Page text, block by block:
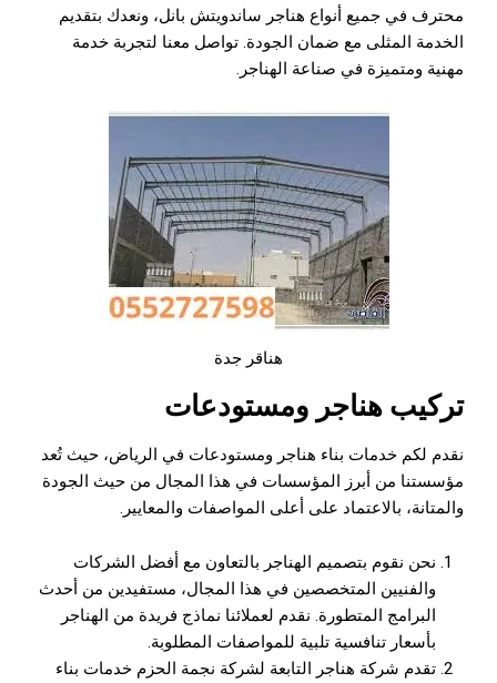
محترف في جميع أنواع هناجر ساندويتش بانل، ونعدك بتقديم
الخدمة المثلى مع ضمان الجودة. تواصل معنا لتجربة خدمة
مهنية ومتميزة في صناعة الهناجر.
هناقر جدة
تركيب هناجر ومستودعات
نقدم لكم خدمات بناء هناجر ومستودعات في الرياض، حيث تُعد
مؤسستنا من أبرز المؤسسات في هذا المجال من حيث الجودة
والمتانة، بالاعتماد على أعلى المواصفات والمعايير.
نحن نقوم بتصميم الهناجر بالتعاون مع أفضل الشركات
والفنيين المتخصصين في هذا المجال، مستفيدين من أحدث
البرامج المتطورة. نقدم لعملائنا نماذج فريدة من الهناجر
بأسعار تنافسية تلبية للمواصفات المطلوبة.
تقدم شركة هناجر التابعة لشركة نجمة الحزم خدمات بناء